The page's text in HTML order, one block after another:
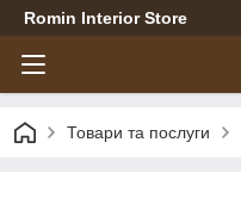
Romin Interior Store
Товари та послуги